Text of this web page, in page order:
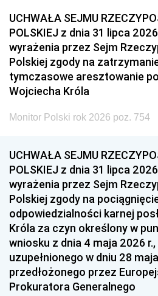
UCHWAŁA SEJMU
POLSKIEJ z dnia 31 lipca
wyrażenia przez Sejm
Polskiej zgody na
tymczasowe aresztowanie
Wojciecha Króla
Monitor Polski rok 2026 poz. 754
UCHWAŁA SEJMU
POLSKIEJ z dnia 31 lipca
wyrażenia przez Sejm
Polskiej zgody na
odpowiedzialności karnej
Króla za czyn określony w
wniosku z dnia 4 maja 2026 r.,
uzupełnionego w dniu 28
przedłożonego przez
Prokuratora Generalnego